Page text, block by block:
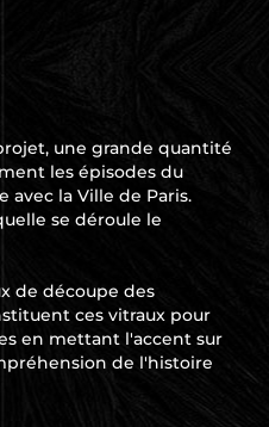
une grande quantité
les épisodes du
avec la Ville de Paris.
se déroule le
de découpe des
ces vitraux pour
en mettant l'accent sur
de l'histoire